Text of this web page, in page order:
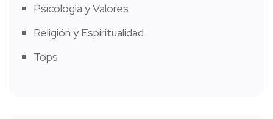
Psicología y Valores
Religión y Espiritualidad
Tops